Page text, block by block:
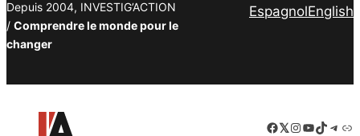
Depuis 2004, INVESTIG’ACTION
/ Comprendre le monde pour le
changer
EspagnolEnglish
Facebook
LinkedIn
Instagram
YouTube
TikTok